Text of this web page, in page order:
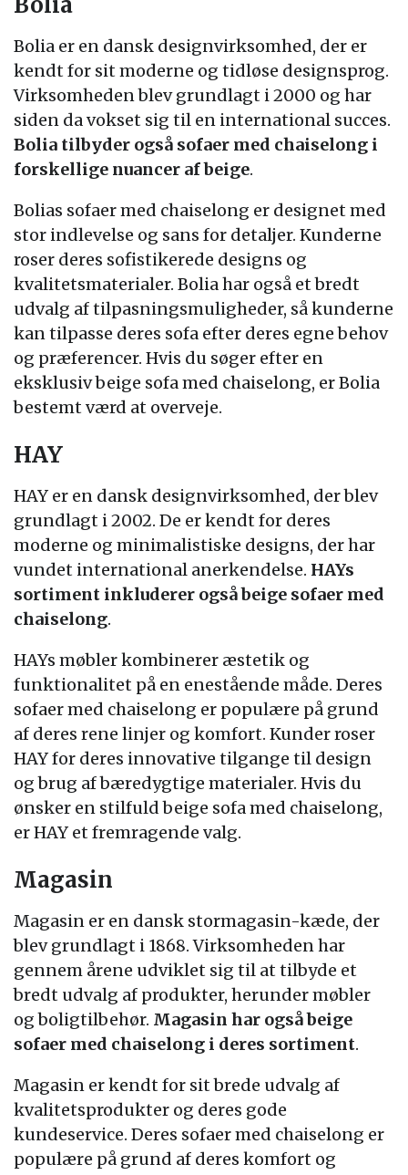
Bolia er en dansk designvirksomhed, der er
kendt for sit moderne og tidløse designsprog.
Virksomheden blev grundlagt i 2000 og har
siden da vokset sig til en international succes.
Bolia tilbyder også sofaer med chaiselong i
forskellige nuancer af beige.
Bolias sofaer med chaiselong er designet med
stor indlevelse og sans for detaljer. Kunderne
roser deres sofistikerede designs og
kvalitetsmaterialer. Bolia har også et bredt
udvalg af tilpasningsmuligheder, så kunderne
kan tilpasse deres sofa efter deres egne behov
og præferencer. Hvis du søger efter en
eksklusiv beige sofa med chaiselong, er Bolia
bestemt værd at overveje.
HAY
HAY er en dansk designvirksomhed, der blev
grundlagt i 2002. De er kendt for deres
moderne og minimalistiske designs, der har
vundet international anerkendelse. HAYs
sortiment inkluderer også beige sofaer med
chaiselong.
HAYs møbler kombinerer æstetik og
funktionalitet på en enestående måde. Deres
sofaer med chaiselong er populære på grund
af deres rene linjer og komfort. Kunder roser
HAY for deres innovative tilgange til design
og brug af bæredygtige materialer. Hvis du
ønsker en stilfuld beige sofa med chaiselong,
er HAY et fremragende valg.
Magasin
Magasin er en dansk stormagasin-kæde, der
blev grundlagt i 1868. Virksomheden har
gennem årene udviklet sig til at tilbyde et
bredt udvalg af produkter, herunder møbler
og boligtilbehør. Magasin har også beige
sofaer med chaiselong i deres sortiment.
Magasin er kendt for sit brede udvalg af
kvalitetsprodukter og deres gode
kundeservice. Deres sofaer med chaiselong er
populære på grund af deres komfort og